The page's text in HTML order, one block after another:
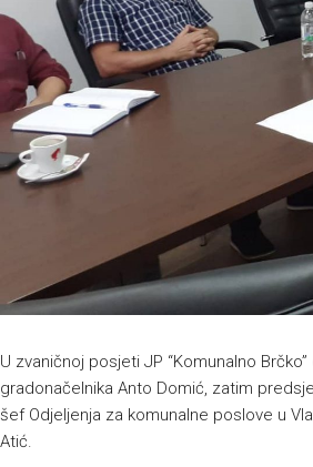
U zvaničnoj posjeti JP “Komunalno
gradonačelnika Anto Domić, zatim
šef Odjeljenja za komunalne poslove u
Atić.